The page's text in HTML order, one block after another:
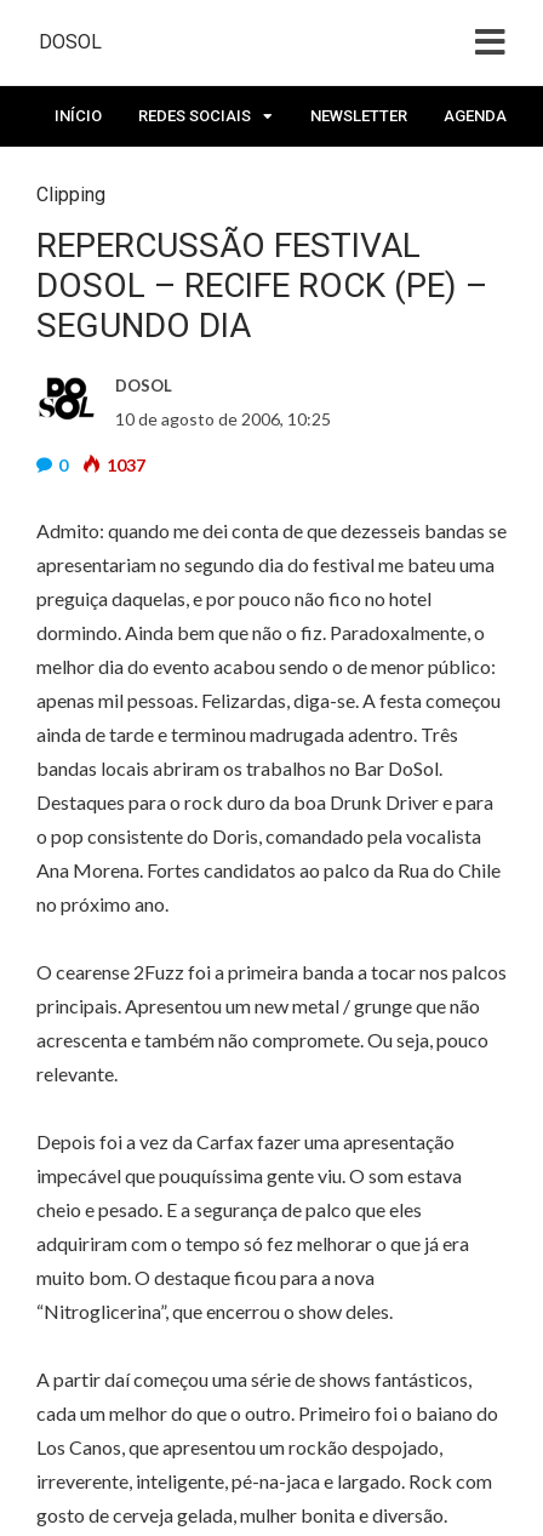
DOSOL
INÍCIO REDES SOCIAIS NEWSLETTER AGENDA
Clipping
REPERCUSSÃO FESTIVAL
DOSOL – RECIFE ROCK (PE) –
SEGUNDO DIA
DOSOL
10 de agosto de 2006, 10:25
0 1037
Admito: quando me dei conta de que dezesseis bandas se
apresentariam no segundo dia do festival me bateu uma
preguiça daquelas, e por pouco não fico no hotel
dormindo. Ainda bem que não o fiz. Paradoxalmente, o
melhor dia do evento acabou sendo o de menor público:
apenas mil pessoas. Felizardas, diga-se. A festa começou
ainda de tarde e terminou madrugada adentro. Três
bandas locais abriram os trabalhos no Bar DoSol.
Destaques para o rock duro da boa Drunk Driver e para
o pop consistente do Doris, comandado pela vocalista
Ana Morena. Fortes candidatos ao palco da Rua do Chile
no próximo ano.
O cearense 2Fuzz foi a primeira banda a tocar nos palcos
principais. Apresentou um new metal / grunge que não
acrescenta e também não compromete. Ou seja, pouco
relevante.
Depois foi a vez da Carfax fazer uma apresentação
impecável que pouquíssima gente viu. O som estava
cheio e pesado. E a segurança de palco que eles
adquiriram com o tempo só fez melhorar o que já era
muito bom. O destaque ficou para a nova
“Nitroglicerina”, que encerrou o show deles.
A partir daí começou uma série de shows fantásticos,
cada um melhor do que o outro. Primeiro foi o baiano do
Los Canos, que apresentou um rockão despojado,
irreverente, inteligente, pé-na-jaca e largado. Rock com
gosto de cerveja gelada, mulher bonita e diversão.